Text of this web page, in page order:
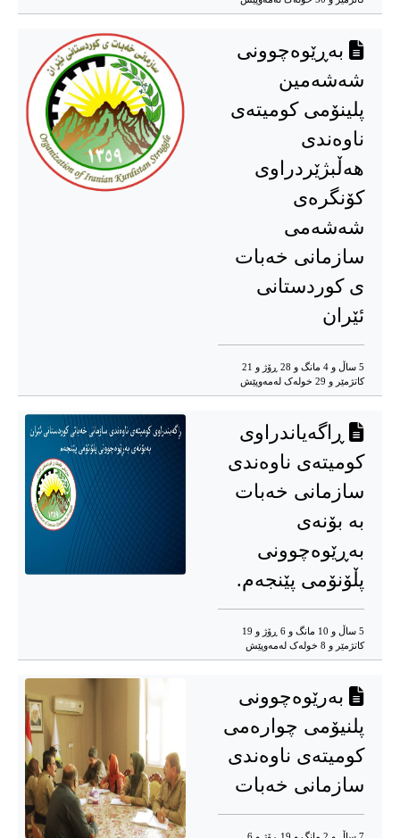
بەڕێوەچوونی
شەشەمین
پلینۆمی کومیتەی
ناوەندی
هەڵبژێردراوی
کۆنگرەی
شەشەمی
سازمانی خەبات
ی کوردستانی
ئێران
5 ساڵ و 4 مانگ و 28 ڕۆژ و 21
کاتژمێر و 29 خوله‌ک له‌مه‌وپێش‌
ڕاگه‌یاندراوی
کومیتەی ناوەندی
سازمانی خەبات
بە بۆنەی
بەڕێوەچوونی
پڵۆنۆمی پێنجەم.
5 ساڵ و 10 مانگ و 6 ڕۆژ و 19
کاتژمێر و 8 خوله‌ک له‌مه‌وپێش‌
بەرێوەچوونی
پلنیۆمی چوارەمی
کومیتەی ناوەندی
سازمانی خه‌بات